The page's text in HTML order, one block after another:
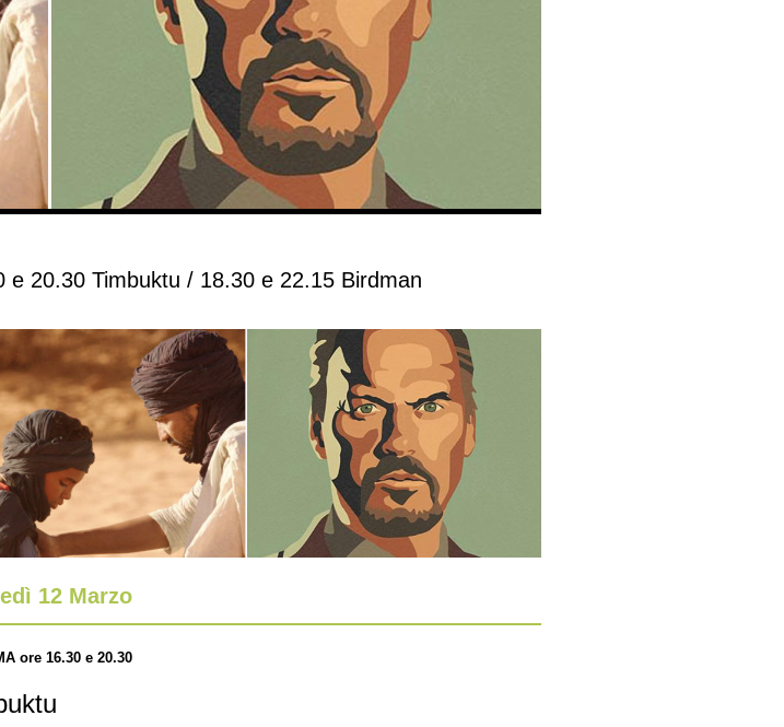
e 20.30 Timbuktu / 18.30 e 22.15 Birdman
12 Marzo
ore 16.30 e 20.30